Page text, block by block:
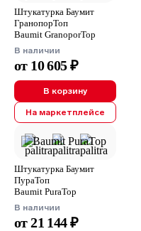
Штукатурка Баумит
ГранопорТоп
Baumit GranoporTop
В наличии
от 10 605 ₽
В корзину
На маркетплейсе
Штукатурка Баумит
ПураТоп
Baumit PuraTop
В наличии
от 21 144 ₽